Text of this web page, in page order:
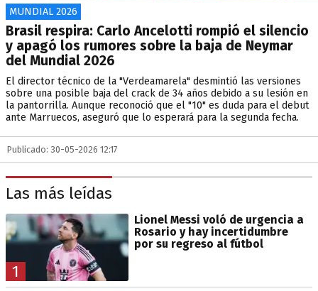
MUNDIAL 2026
Brasil respira: Carlo Ancelotti rompió el silencio
y apagó los rumores sobre la baja de Neymar
del Mundial 2026
El director técnico de la "Verdeamarela" desmintió las versiones
sobre una posible baja del crack de 34 años debido a su lesión en
la pantorrilla. Aunque reconoció que el "10" es duda para el debut
ante Marruecos, aseguró que lo esperará para la segunda fecha.
Publicado: 30-05-2026 12:17
Las más leídas
1
Lionel Messi voló de urgencia a
Rosario y hay incertidumbre
por su regreso al fútbol